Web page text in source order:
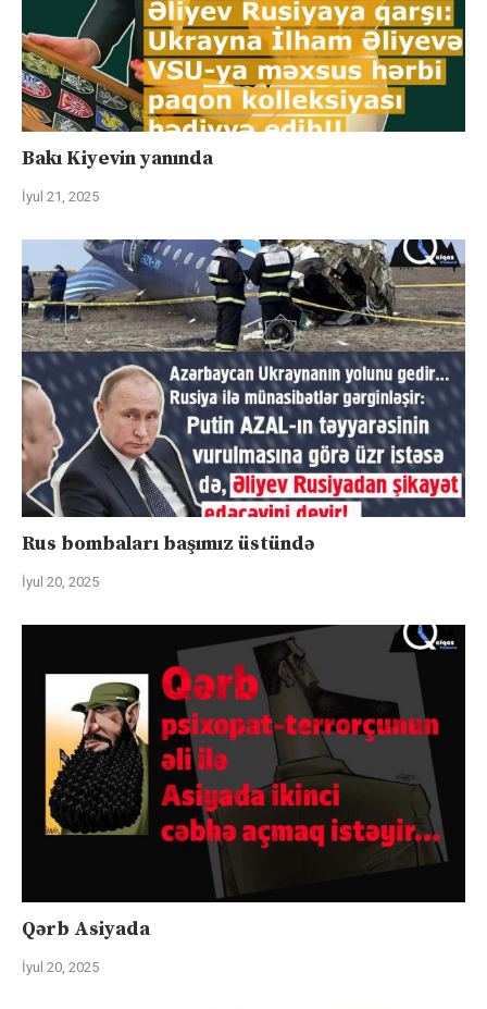
Bakı Kiyevin yanında
İyul 21, 2025
Rus bombaları başımız üstündə
İyul 20, 2025
Qərb Asiyada
İyul 20, 2025